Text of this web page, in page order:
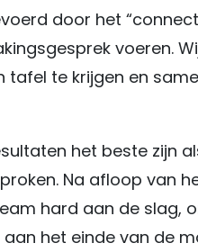
door het
voeren.
te krijgen en
het beste zijn
Na afloop van
hard aan de slag,
het einde van de